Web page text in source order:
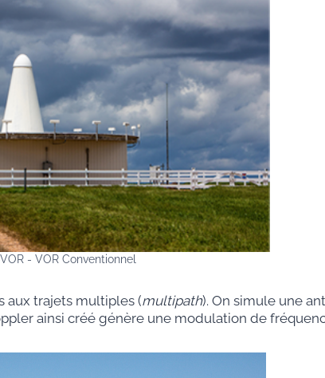
- VOR Conventionnel
aux trajets multiples (multipath). On simule une
ainsi créé génère une modulation de